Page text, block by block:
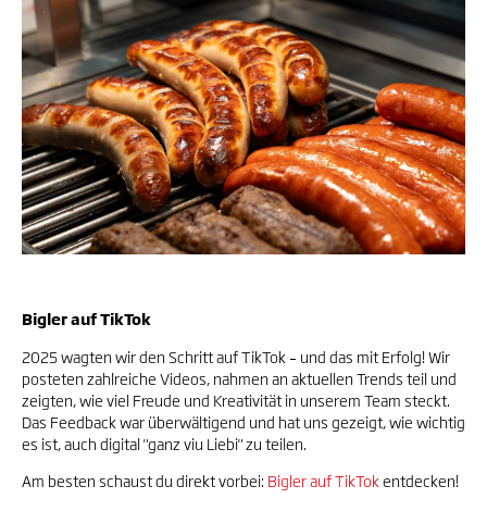
Bigler auf TikTok
2025 wagten wir den Schritt auf TikTok – und das mit Erfolg! Wir
posteten zahlreiche Videos, nahmen an aktuellen Trends teil und
zeigten, wie viel Freude und Kreativität in unserem Team steckt.
Das Feedback war überwältigend und hat uns gezeigt, wie wichtig
es ist, auch digital "ganz viu Liebi" zu teilen.
Am besten schaust du direkt vorbei: Bigler auf TikTokentdecken!